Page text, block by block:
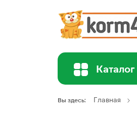
Каталог
Вы здесь: Главная